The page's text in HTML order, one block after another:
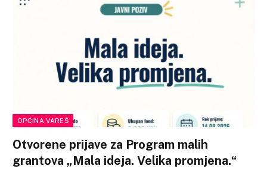
OPĆINA VAREŠ
Otvorene prijave za Program malih
grantova „Mala ideja. Velika promjena.“